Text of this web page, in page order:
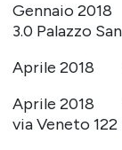
Gennaio
3.0 Palazzo
Aprile 2018
Aprile 2018
via Veneto 122